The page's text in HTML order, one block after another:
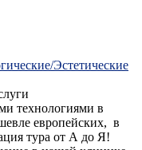
Эстетические
технологиями в
европейских, в
тура от А до Я!